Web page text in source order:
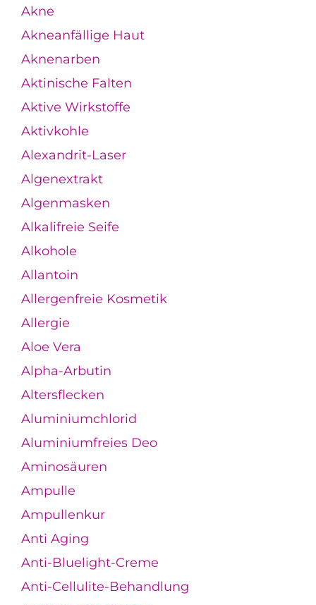
Akne
Akneanfällige Haut
Aknenarben
Aktinische Falten
Aktive Wirkstoffe
Aktivkohle
Alexandrit-Laser
Algenextrakt
Algenmasken
Alkalifreie Seife
Alkohole
Allantoin
Allergenfreie Kosmetik
Allergie
Aloe Vera
Alpha-Arbutin
Altersflecken
Aluminiumchlorid
Aluminiumfreies Deo
Aminosäuren
Ampulle
Ampullenkur
Anti Aging
Anti-Bluelight-Creme
Anti-Cellulite-Behandlung